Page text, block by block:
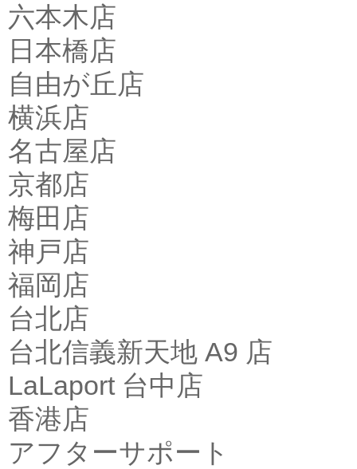
六本木店
日本橋店
自由が丘店
横浜店
名古屋店
京都店
梅田店
神戸店
福岡店
台北店
台北信義新天地 A9 店
LaLaport 台中店
香港店
アフターサポート